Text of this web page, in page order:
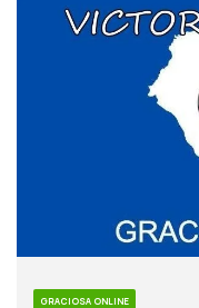
GRACIOSA ONLINE